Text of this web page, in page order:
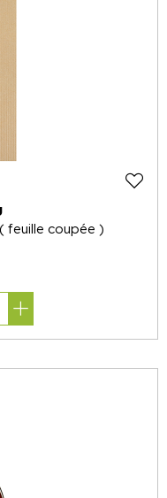
feuille coupée )